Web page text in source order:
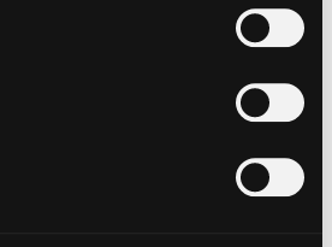
alla navigazione. Per
visione dell’informativa
cliccando qui.